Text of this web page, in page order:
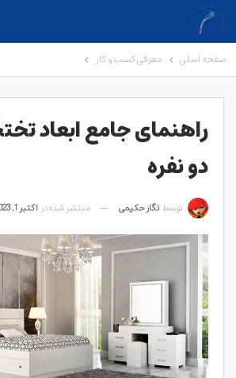
صفحه اصلی معرفی کسب و کار
راهنمای جامع ابعاد
دو نفره
توسط نگار حکیمی منتشر شده در اکتبر 1, 2023